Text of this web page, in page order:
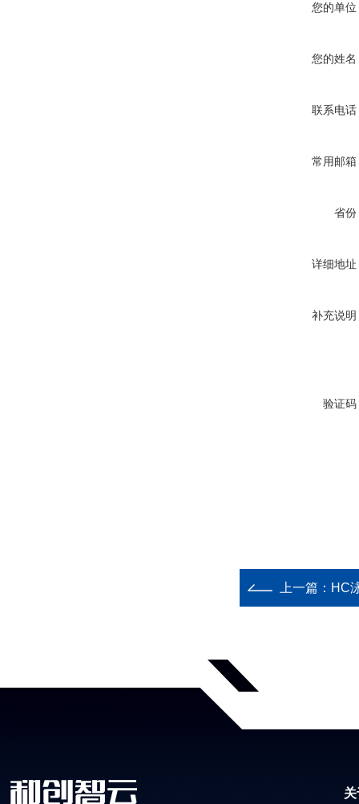
您的单位
您的姓名
联系电话
常用邮箱
省份
详细地址
补充说明
验证码
上一篇： HC